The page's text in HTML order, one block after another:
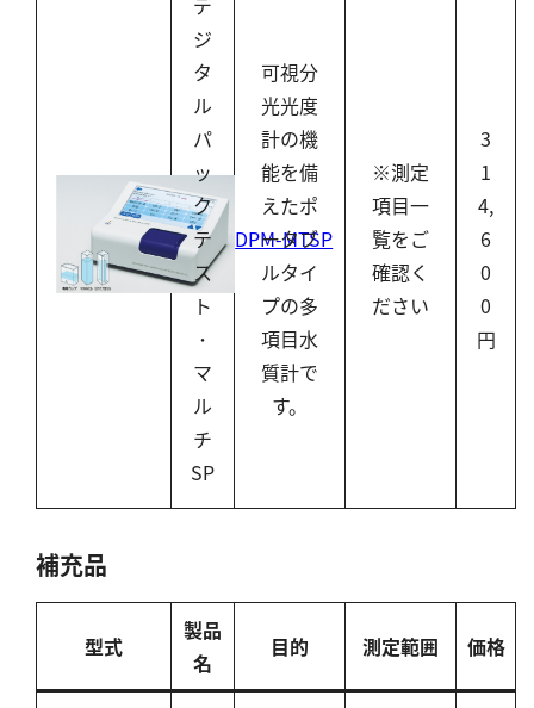
DPM-MTSP
ジ
タ
ル
パ
ッ
ク
テ
ス
ト
･
マ
ル
チ
SP
可視分
光光度
計の機
能を備
えたポ
ータブ
ルタイ
プの多
項目水
質計で
す。
※測定
項目一
覧をご
確認く
ださい
3
1
4,
6
0
0
円
補充品
型式
製品
名
目的 測定範囲 価格